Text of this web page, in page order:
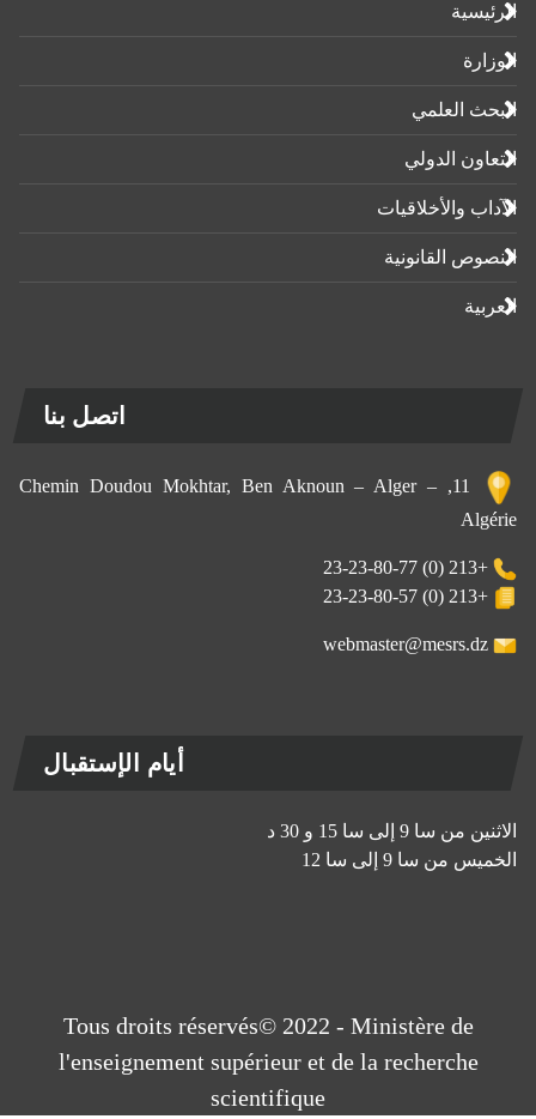
الرئيسية
الوزارة
البحث العلمي
التعاون الدولي
الآداب واﻷخلاقيات
النصوص القانونية
العربية
اتصل بنا
11, Chemin Doudou Mokhtar, Ben Aknoun – Alger –
Algérie
+213 (0) 23-23-80-77
+213 (0) 23-23-80-57
webmaster@mesrs.dz
أيام الإستقبال
الاثنين من سا 9 إلى سا 15 و 30 د
الخميس من سا 9 إلى سا 12
Tous droits réservés© 2022 - Ministère de
l'enseignement supérieur et de la recherche
scientifique